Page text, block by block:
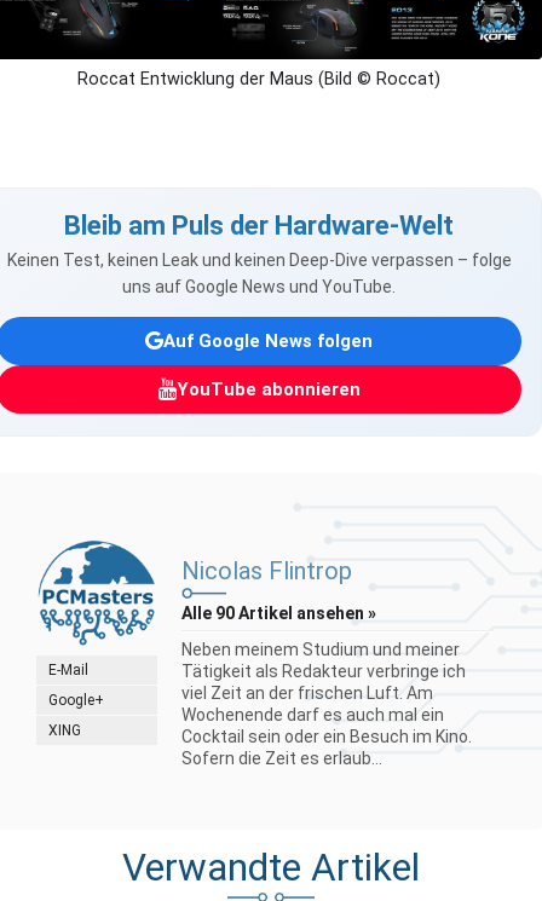
Roccat Entwicklung der Maus (Bild © Roccat)
Bleib am Puls der Hardware-Welt
Keinen Test, keinen Leak und keinen Deep-Dive verpassen – folge
uns auf Google News und YouTube.
Auf Google News folgen
YouTube abonnieren
E-Mail
Google+
XING
Nicolas Flintrop
Alle 90 Artikel ansehen »
Neben meinem Studium und meiner
Tätigkeit als Redakteur verbringe ich
viel Zeit an der frischen Luft. Am
Wochenende darf es auch mal ein
Cocktail sein oder ein Besuch im Kino.
Sofern die Zeit es erlaub...
Verwandte Artikel